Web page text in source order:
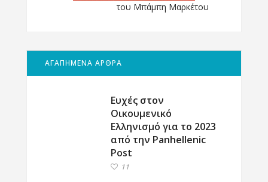
του Μπάμπη Μαρκέτου
ΑΓΑΠΗΜΕΝΑ ΑΡΘΡΑ
Ευχές στον
Οικουμενικό
Ελληνισμό για το 2023
από την Panhellenic
Post
11